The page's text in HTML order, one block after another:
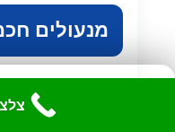
מנעולים
אצבע, תג או
התאם את האתר לצרכיך